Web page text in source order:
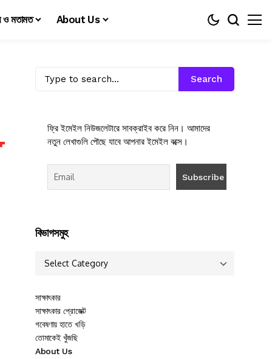
ও মতামত About Us
Search
ফ্রি ইমেইল নিউজলেটারে সাবক্রাইব করে নিন। আমাদের
নতুন লেখাগুলি পৌছে যাবে আপনার ইমেইল বক্সে।
বিভাগসমুহ
সাক্ষাৎকার
সাক্ষাৎকার প্রোজেক্ট
গবেষণায় হাতে খড়ি
তোমাকেই খুঁজছি
About Us